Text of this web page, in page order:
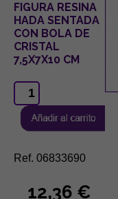
FIGURA RESINA
HADA SENTADA
CON BOLA DE
CRISTAL
7,5X7X10 CM
Ref. 06833690
12,36 €